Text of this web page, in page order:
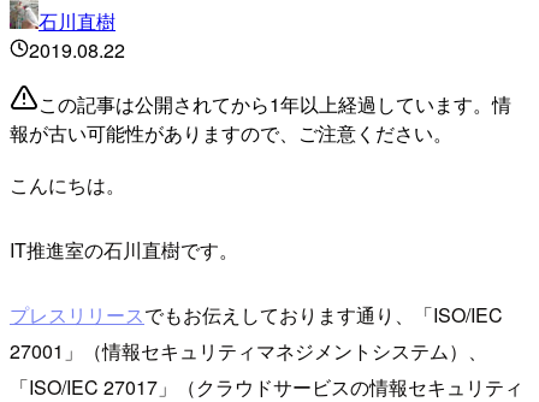
石川直樹
2019.08.22
この記事は公開されてから1年以上経過しています。情
報が古い可能性がありますので、ご注意ください。
こんにちは。
IT推進室の石川直樹です。
プレスリリースでもお伝えしております通り、「ISO/IEC
27001」（情報セキュリティマネジメントシステム）、
「ISO/IEC 27017」（クラウドサービスの情報セキュリティ